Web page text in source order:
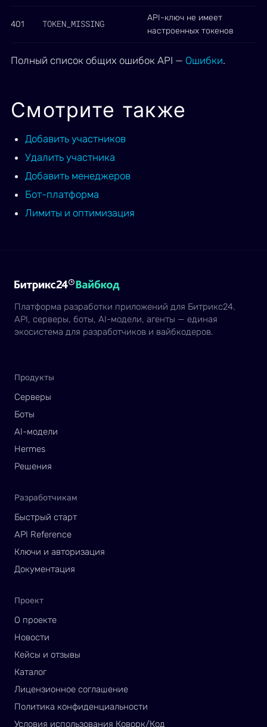
401 TOKEN_MISSING
API-ключ не имеет
настроенных токенов
Полный список общих ошибок API — Ошибки.
Смотрите также
Добавить участников
Удалить участника
Добавить менеджеров
Бот-платформа
Лимиты и оптимизация
Платформа разработки приложений для Битрикс24.
API, серверы, боты, AI-модели, агенты — единая
экосистема для разработчиков и вайбкодеров.
Продукты
Серверы
Боты
AI-модели
Hermes
Решения
Разработчикам
Быстрый старт
API Reference
Ключи и авторизация
Документация
Проект
О проекте
Новости
Кейсы и отзывы
Каталог
Лицензионное соглашение
Политика конфиденциальности
Условия использования Коворк/Код